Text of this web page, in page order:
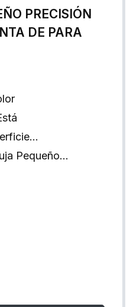
PRECISIÓN
DE PARA
Pequeño…